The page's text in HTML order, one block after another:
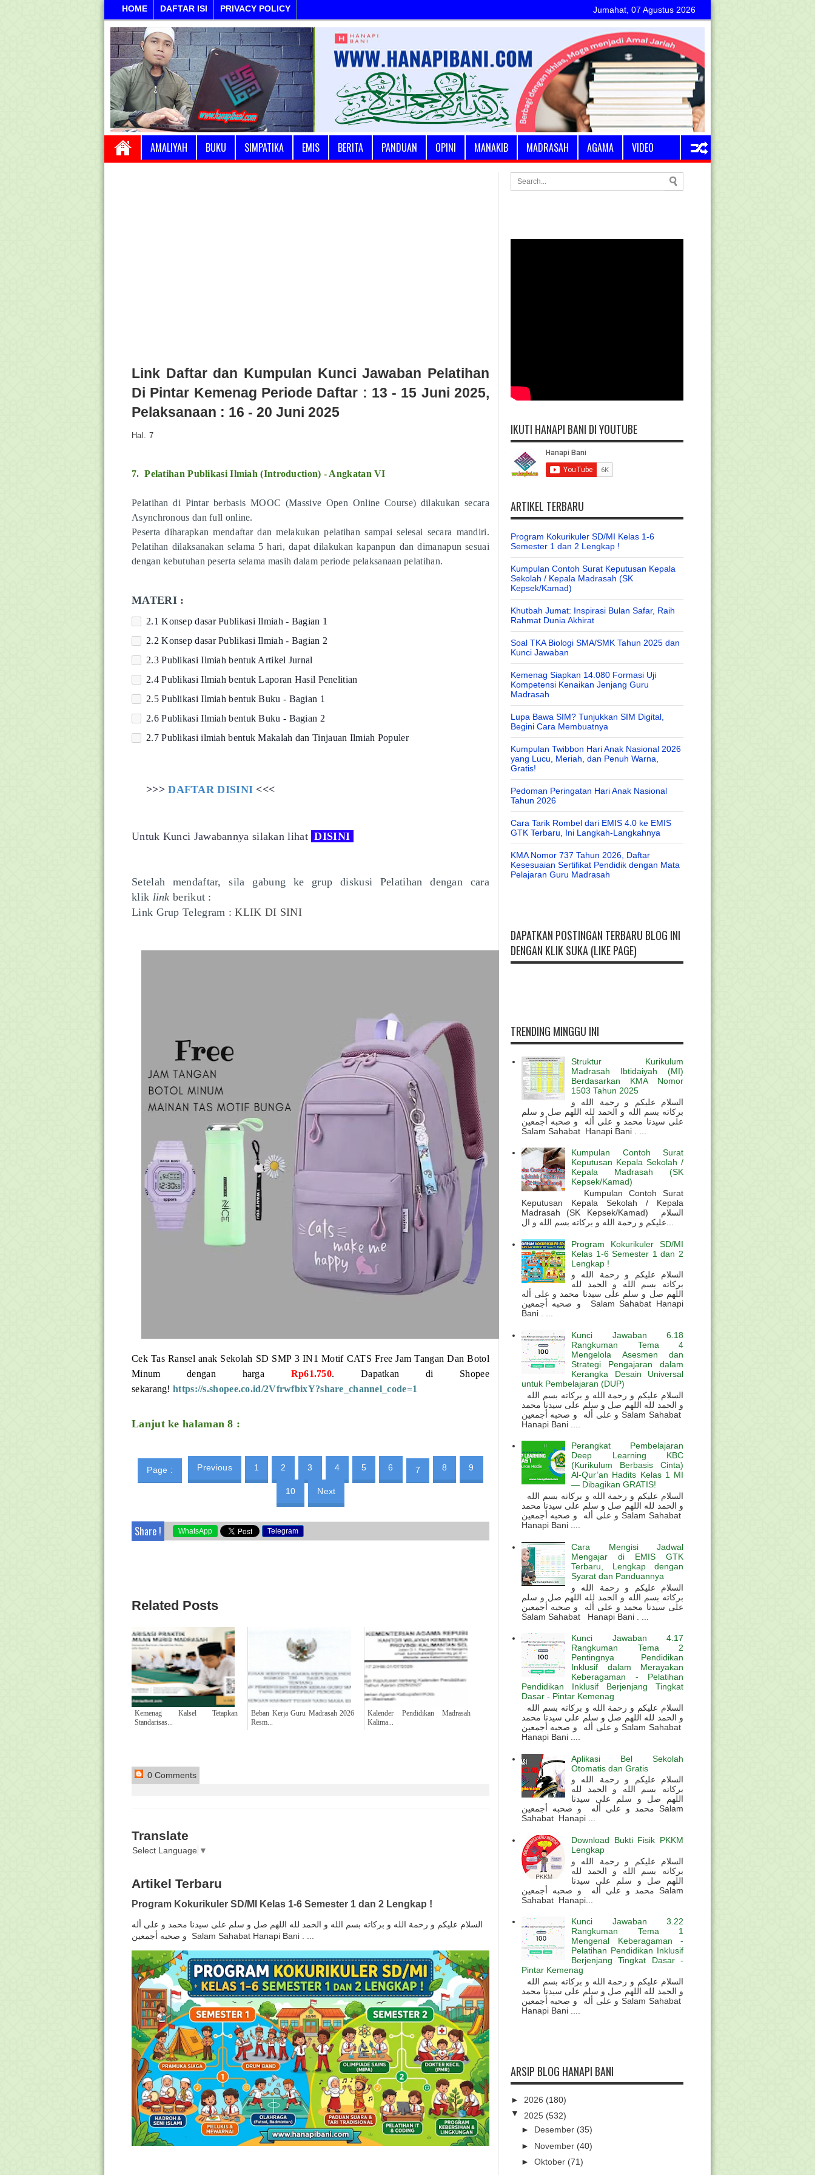
HOME DAFTAR ISI PRIVACY POLICY Jumahat, 07 Agustus 2026
AMALIYAH BUKU SIMPATIKA EMIS BERITA PANDUAN OPINI MANAKIB MADRASAH AGAMA VIDEO
Link Daftar dan Kumpulan Kunci Jawaban Pelatihan
Di Pintar Kemenag Periode Daftar : 13 - 15 Juni 2025,
Pelaksanaan : 16 - 20 Juni 2025
Hal. 7
7. Pelatihan Publikasi Ilmiah (Introduction) - Angkatan VI
Pelatihan di Pintar berbasis MOOC (Massive Open Online Course) dilakukan secara
Asynchronous dan full online.
Peserta diharapkan mendaftar dan melakukan pelatihan sampai selesai secara mandiri.
Pelatihan dilaksanakan selama 5 hari, dapat dilakukan kapanpun dan dimanapun sesuai
dengan kebutuhan peserta selama masih dalam periode pelaksanaan pelatihan.
MATERI :
2.1 Konsep dasar Publikasi Ilmiah - Bagian 1
2.2 Konsep dasar Publikasi Ilmiah - Bagian 2
2.3 Publikasi Ilmiah bentuk Artikel Jurnal
2.4 Publikasi Ilmiah bentuk Laporan Hasil Penelitian
2.5 Publikasi Ilmiah bentuk Buku - Bagian 1
2.6 Publikasi Ilmiah bentuk Buku - Bagian 2
2.7 Publikasi ilmiah bentuk Makalah dan Tinjauan Ilmiah Populer
>>>DAFTAR DISINI <<<
Untuk Kunci Jawabannya silakan lihat DISINI
Setelah mendaftar, sila gabung ke grup diskusi Pelatihan dengan cara
klik link berikut :
Link Grup Telegram :KLIK DI SINI
Cek Tas Ransel anak Sekolah SD SMP 3 IN1 Motif CATS Free Jam Tangan Dan Botol
Minum dengan harga Rp61.750. Dapatkan di Shopee
sekarang! https://s.shopee.co.id/2VfrwfbixY?share_channel_code=1
Lanjut ke halaman 8 :
Page : Previous 1 2 3 4 5 6 7 8 9
10 Next
Share ! WhatsApp Telegram
Related Posts
Kemenag Kalsel Tetapkan
Standarisas...
Beban Kerja Guru Madrasah 2026
Resm...
Kalender Pendidikan Madrasah
Kalima...
0 Comments
Translate
Select Language ▼
Artikel Terbaru
Program Kokurikuler SD/MI Kelas 1-6 Semester 1 dan 2 Lengkap !
السلام عليكم و رحمة الله و بركاته بسم الله و الحمد لله اللهم صل و سلم على سيدنا محمد و على أله
و صحبه أجمعين Salam Sahabat Hanapi Bani . ...
IKUTI HANAPI BANI DI YOUTUBE
ARTIKEL TERBARU
Program Kokurikuler SD/MI Kelas 1-6
Semester 1 dan 2 Lengkap !
Kumpulan Contoh Surat Keputusan Kepala
Sekolah / Kepala Madrasah (SK
Kepsek/Kamad)
Khutbah Jumat: Inspirasi Bulan Safar, Raih
Rahmat Dunia Akhirat
Soal TKA Biologi SMA/SMK Tahun 2025 dan
Kunci Jawaban
Kemenag Siapkan 14.080 Formasi Uji
Kompetensi Kenaikan Jenjang Guru
Madrasah
Lupa Bawa SIM? Tunjukkan SIM Digital,
Begini Cara Membuatnya
Kumpulan Twibbon Hari Anak Nasional 2026
yang Lucu, Meriah, dan Penuh Warna,
Gratis!
Pedoman Peringatan Hari Anak Nasional
Tahun 2026
Cara Tarik Rombel dari EMIS 4.0 ke EMIS
GTK Terbaru, Ini Langkah-Langkahnya
KMA Nomor 737 Tahun 2026, Daftar
Kesesuaian Sertifikat Pendidik dengan Mata
Pelajaran Guru Madrasah
DAPATKAN POSTINGAN TERBARU BLOG INI
DENGAN KLIK SUKA (LIKE PAGE)
TRENDING MINGGU INI
Struktur Kurikulum
Madrasah Ibtidaiyah (MI)
Berdasarkan KMA Nomor
1503 Tahun 2025
السلام عليكم و رحمة الله و
بركاته بسم الله و الحمد لله اللهم صل و سلم
على سيدنا محمد و على أله و صحبه أجمعين
Salam Sahabat Hanapi Bani . ...
Kumpulan Contoh Surat
Keputusan Kepala Sekolah /
Kepala Madrasah (SK
Kepsek/Kamad)
Kumpulan Contoh Surat
Keputusan Kepala Sekolah / Kepala
Madrasah (SK Kepsek/Kamad) السلام
Program Kokurikuler SD/MI
Kelas 1-6 Semester 1 dan 2
Lengkap !
السلام عليكم و رحمة الله و
بركاته بسم الله و الحمد لله
اللهم صل و سلم على سيدنا محمد و على أله
و صحبه أجمعين Salam Sahabat Hanapi
Bani . ...
Kunci Jawaban 6.18
Rangkuman Tema 4
Mengelola Asesmen dan
Strategi Pengajaran dalam
Kerangka Desain Universal
untuk Pembelajaran (DUP)
و الحمد لله اللهم صل و سلم على سيدنا محمد
و على أله و صحبه أجمعين Salam Sahabat
Hanapi Bani ....
Perangkat Pembelajaran
Deep Learning KBC
(Kurikulum Berbasis Cinta)
Al-Qur’an Hadits Kelas 1 MI
— Dibagikan GRATIS!
و الحمد لله اللهم صل و سلم على سيدنا محمد
و على أله و صحبه أجمعين Salam Sahabat
Hanapi Bani ....
Cara Mengisi Jadwal
Mengajar di EMIS GTK
Terbaru, Lengkap dengan
Syarat dan Panduannya
السلام عليكم و رحمة الله و
بركاته بسم الله و الحمد لله اللهم صل و سلم
على سيدنا محمد و على أله و صحبه أجمعين
Salam Sahabat Hanapi Bani . ...
Kunci Jawaban 4.17
Rangkuman Tema 2
Pentingnya Pendidikan
Inklusif dalam Merayakan
Keberagaman - Pelatihan
Pendidikan Inklusif Berjenjang Tingkat
Dasar - Pintar Kemenag
و الحمد لله اللهم صل و سلم على سيدنا محمد
و على أله و صحبه أجمعين Salam Sahabat
Hanapi Bani ....
Aplikasi Bel Sekolah
Otomatis dan Gratis
السلام عليكم و رحمة الله و
بركاته بسم الله و الحمد لله
اللهم صل و سلم على سيدنا
محمد و على أله و صحبه أجمعين Salam
Sahabat Hanapi ...
Download Bukti Fisik PKKM
Lengkap
السلام عليكم و رحمة الله و
بركاته بسم الله و الحمد لله
اللهم صل و سلم على سيدنا
محمد و على أله و صحبه أجمعين Salam
Sahabat Hanapi...
Kunci Jawaban 3.22
Rangkuman Tema 1
Mengenal Keberagaman -
Pelatihan Pendidikan Inklusif
Berjenjang Tingkat Dasar -
Pintar Kemenag
و الحمد لله اللهم صل و سلم على سيدنا محمد
و على أله و صحبه أجمعين Salam Sahabat
Hanapi Bani ....
ARSIP BLOG HANAPI BANI
► 2026 (180)
▼ 2025 (532)
► Desember (35)
► November (40)
► Oktober (71)